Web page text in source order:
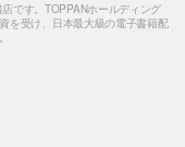
です。TOPPANホールディング
を受け、日本最大級の電子書籍配